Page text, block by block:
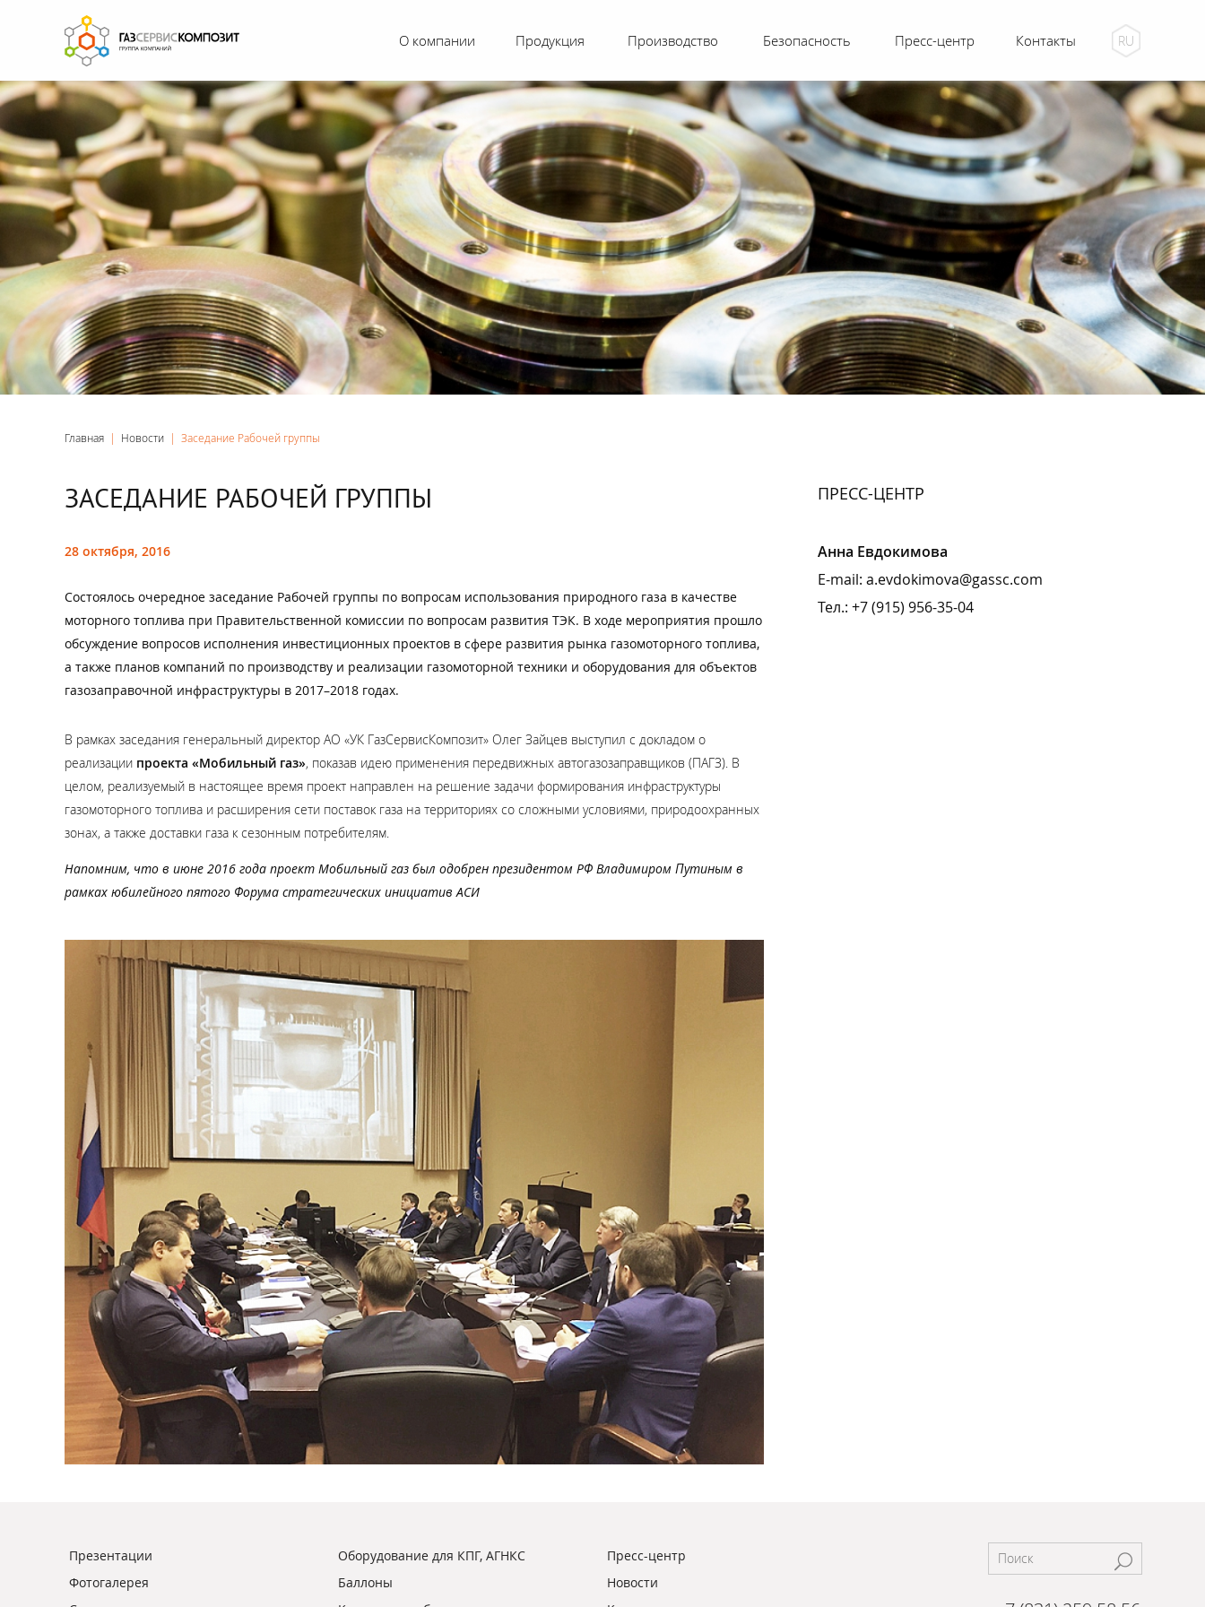
Главная | Новости | Заседание Рабочей группы
ЗАСЕДАНИЕ РАБОЧЕЙ ГРУППЫ
28 октября, 2016
Состоялось очередное заседание Рабочей группы по вопросам использования природного газа в качестве
моторного топлива при Правительственной комиссии по вопросам развития ТЭК. В ходе мероприятия прошло
обсуждение вопросов исполнения инвестиционных проектов в сфере развития рынка газомоторного топлива,
а также планов компаний по производству и реализации газомоторной техники и оборудования для объектов
газозаправочной инфраструктуры в 2017–2018 годах.
В рамках заседания генеральный директор АО «УК ГазСервисКомпозит» Олег Зайцев выступил с докладом о
реализации проекта «Мобильный газ», показав идею применения передвижных автогазозаправщиков (ПАГЗ). В
целом, реализуемый в настоящее время проект направлен на решение задачи формирования инфраструктуры
газомоторного топлива и расширения сети поставок газа на территориях со сложными условиями, природоохранных
зонах, а также доставки газа к сезонным потребителям.
Напомним, что в июне 2016 года проект Мобильный газ был одобрен президентом РФ Владимиром Путиным в
рамках юбилейного пятого Форума стратегических инициатив АСИ
ПРЕСС-ЦЕНТР
Анна Евдокимова
E-mail: a.evdokimova@gassc.com
Тел.: +7 (915) 956-35-04
Презентации
Фотогалерея
Оборудование для КПГ, АГНКС
Баллоны
Пресс-центр
Новости
RU
О компании Продукция Производство Безопасность Пресс-центр Контакты